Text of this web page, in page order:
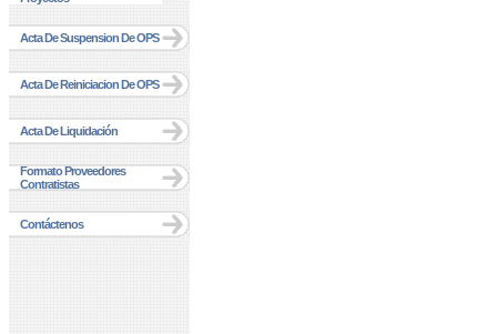
Acta De Suspension De OPS
Acta De Reiniciacion De OPS
Acta De Liquidación
Formato Proveedores
Contratistas
Contáctenos